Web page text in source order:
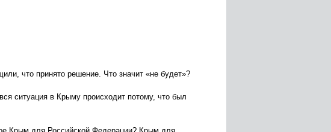
что принято решение. Что значит «не будет»?
ситуация в Крыму происходит потому, что был